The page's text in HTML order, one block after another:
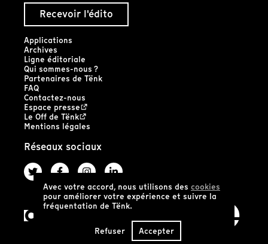
Avec votre accord, nous utilisons des cookies
pour améliorer votre expérience et suivre la
fréquentation de Tënk.
Refuser Accepter
Recevoir l'édito
Applications
Archives
Ligne éditoriale
Qui sommes-nous ?
Partenaires de Tënk
FAQ
Contactez-nous
Espace presse
Le Off de Tënk
Mentions légales
Réseaux sociaux